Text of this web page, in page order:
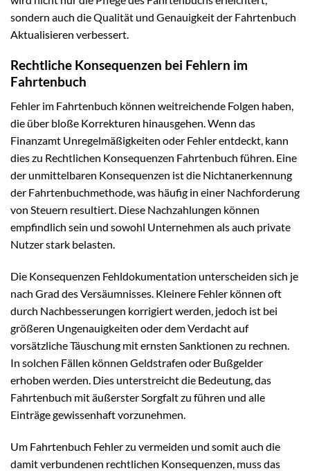
sondern auch die Qualität und Genauigkeit der Fahrtenbuch
Aktualisieren verbessert.
Rechtliche Konsequenzen bei Fehlern im
Fahrtenbuch
Fehler im Fahrtenbuch können weitreichende Folgen haben,
die über bloße Korrekturen hinausgehen. Wenn das
Finanzamt Unregelmäßigkeiten oder Fehler entdeckt, kann
dies zu Rechtlichen Konsequenzen Fahrtenbuch führen. Eine
der unmittelbaren Konsequenzen ist die Nichtanerkennung
der Fahrtenbuchmethode, was häufig in einer Nachforderung
von Steuern resultiert. Diese Nachzahlungen können
empfindlich sein und sowohl Unternehmen als auch private
Nutzer stark belasten.
Die Konsequenzen Fehldokumentation unterscheiden sich je
nach Grad des Versäumnisses. Kleinere Fehler können oft
durch Nachbesserungen korrigiert werden, jedoch ist bei
größeren Ungenauigkeiten oder dem Verdacht auf
vorsätzliche Täuschung mit ernsten Sanktionen zu rechnen.
In solchen Fällen können Geldstrafen oder Bußgelder
erhoben werden. Dies unterstreicht die Bedeutung, das
Fahrtenbuch mit äußerster Sorgfalt zu führen und alle
Einträge gewissenhaft vorzunehmen.
Um Fahrtenbuch Fehler zu vermeiden und somit auch die
damit verbundenen rechtlichen Konsequenzen, muss das